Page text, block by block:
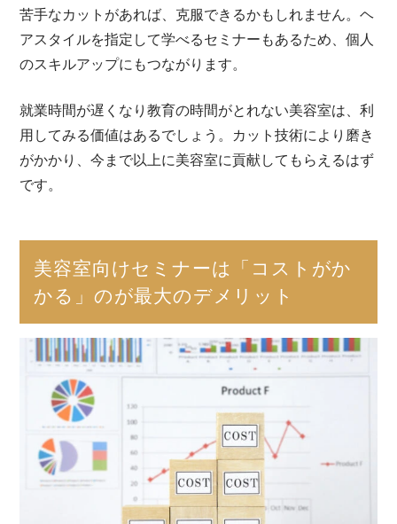
苦手なカットがあれば、克服できるかもしれません。ヘ
アスタイルを指定して学べるセミナーもあるため、個人
のスキルアップにもつながります。
就業時間が遅くなり教育の時間がとれない美容室は、利
用してみる価値はあるでしょう。カット技術により磨き
がかかり、今まで以上に美容室に貢献してもらえるはず
です。
美容室向けセミナーは「コストがか
かる」のが最大のデメリット